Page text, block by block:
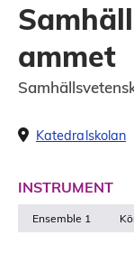
ammet
Katedralskolan
INSTRUMENT
Ensemble 1